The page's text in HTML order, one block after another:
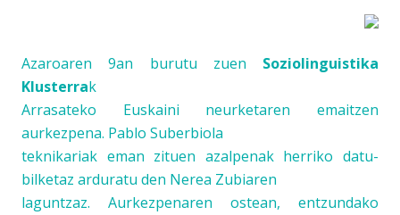
Azaroaren 9an burutu zuen Soziolinguistika
Klusterrak
Arrasateko Euskaini neurketaren emaitzen
aurkezpena. Pablo Suberbiola
teknikariak eman zituen azalpenak herriko datu-
bilketaz arduratu den Nerea Zubiaren
laguntzaz. Aurkezpenaren ostean, entzundako